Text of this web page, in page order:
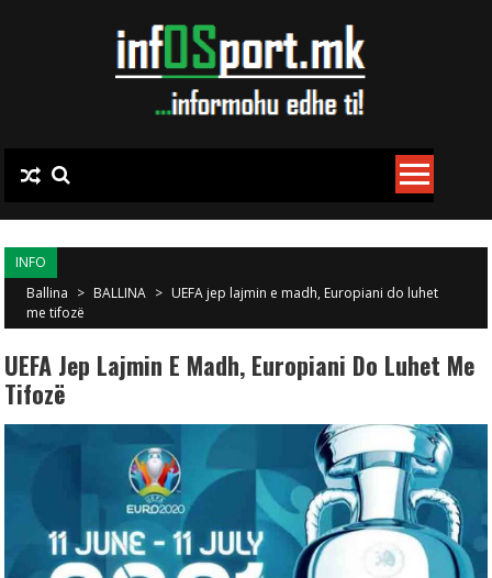
INFO
Ballina > BALLINA > UEFA jep lajmin e madh, Europiani do luhet
me tifozë
UEFA Jep Lajmin E Madh, Europiani Do Luhet Me
Tifozë